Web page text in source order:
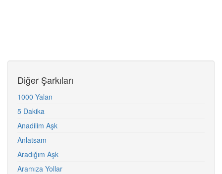
Diğer Şarkıları
1000 Yalan
5 Dakika
Anadilim Aşk
Anlatsam
Aradığım Aşk
Aramıza Yollar